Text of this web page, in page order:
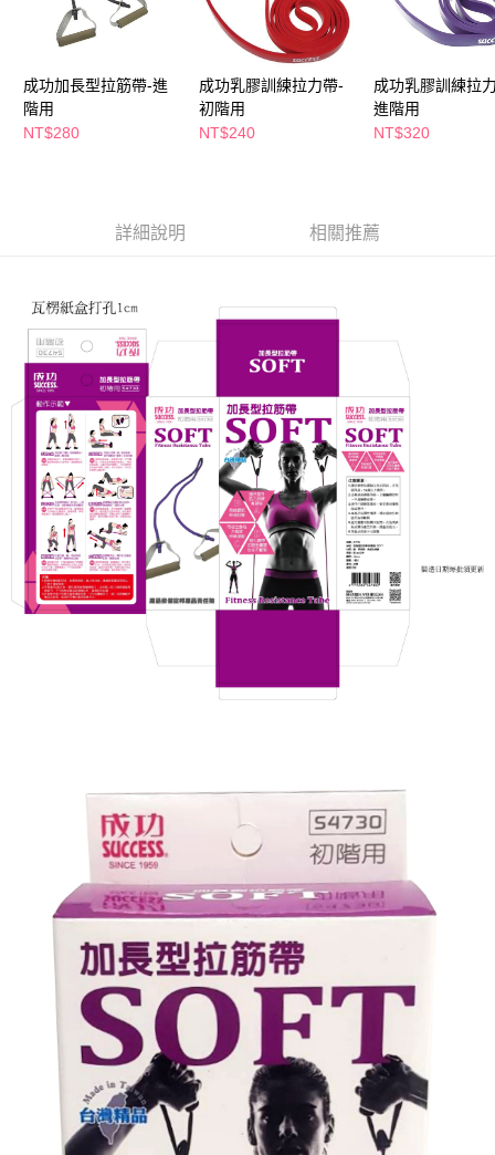
購買商品的店家。未經商家同意取消之訂單仍視為有效，需透過AFTEE先享
後付繳納相關費用。
※ 交易是否成功請以「AFTEE先享後付 」之結帳頁面顯示為準，若有關於
是否繳費成功／繳費後需取消欲退款等相關疑問，請聯繫「AFTEE先享後付
客戶支援中心」https://netprotections.freshdesk.com/support/home
【注意事項】
https://aftee.tw/terms/#terms3
４．使用「AFTEE先享後付」時，將依據個別帳號之用戶狀況，依本公司即
時審查核予不同之上限額度；若仍有額度不足之情形，本公司將視審查結果
請求用戶進行身份認證。
５．嚴禁一人註冊多個帳號或使用他人資訊註冊。若發現惡意使用之情形，
恩沛科技股份有限公司將有權停止該用戶之使用額度並採取法律行動。
每筆NT$65，滿NT$490(含以上)免運費
每筆NT$65，滿NT$490(含以上)免運費
7-11取貨付款
每筆NT$65，滿NT$490(含以上)免運費
每筆NT$100，滿NT$790(含以上)免運費
付款後寶雅門市自取(由倉庫統一出貨)
每筆NT$80，滿NT$290(含以上)免運費
成功加長型拉筋帶-進
階用
NT$280
成功乳膠訓練拉力帶-
初階用
NT$240
成功乳膠訓練拉
進階用
NT$320
詳細說明 相關推薦